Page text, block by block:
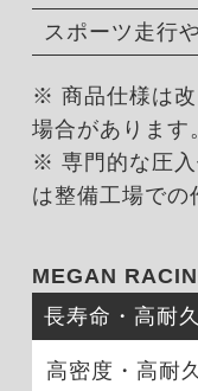
スポーツ走行
※ 商品仕様は改
場合があります
※ 専門的な圧入
は整備工場での
MEGAN
長寿命・高耐
高密度・高耐